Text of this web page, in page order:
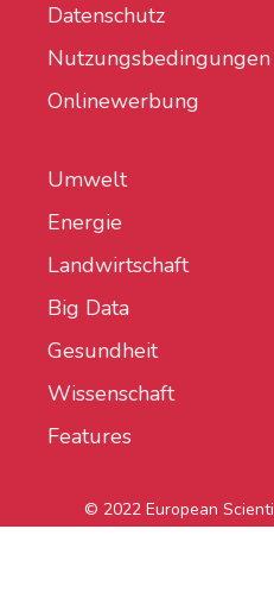
Datenschutz
Nutzungsbedingungen
Onlinewerbung
Umwelt
Energie
Landwirtschaft
Big Data
Gesundheit
Wissenschaft
Features
© 2022 European